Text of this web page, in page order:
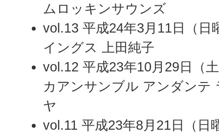
ムロッキンサウンズ
vol.13 平成24年3月11日（日
イングス 上田純子
vol.12 平成23年10月29日（
カアンサンブル アンダンテ
ヤ
vol.11 平成23年8月21日（日